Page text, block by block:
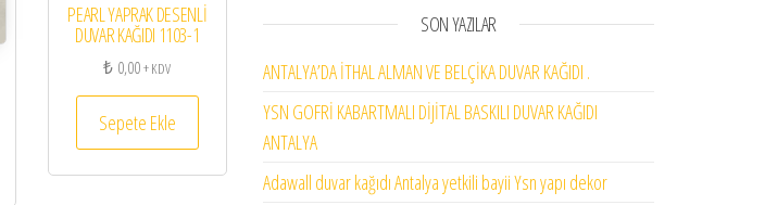
PEARL YAPRAK DESENLİ
DUVAR KAĞIDI 1103-1
₺ 0,00+ KDV
Sepete Ekle
SON YAZILAR
ANTALYA’DA İTHAL ALMAN VE BELÇİKA DUVAR KAĞIDI .
YSN GOFRİ KABARTMALI DİJİTAL BASKILI DUVAR KAĞIDI
ANTALYA
Adawall duvar kağıdı Antalya yetkili bayii Ysn yapı dekor